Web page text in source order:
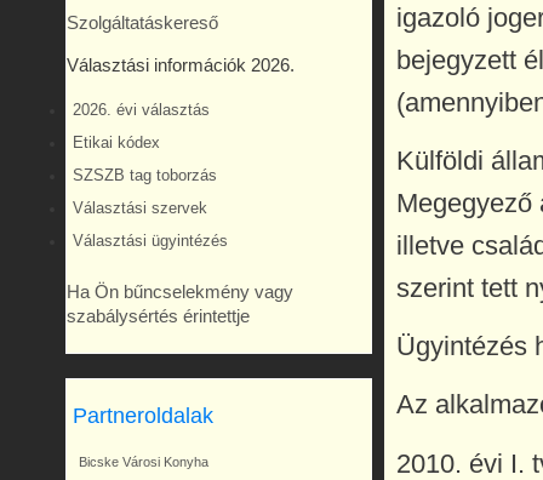
Szolgáltatáskereső
Választási információk 2026.
2026. évi választás
Etikai kódex
SZSZB tag toborzás
Választási szervek
Választási ügyintézés
Ha Ön bűncselekmény vagy
szabálysértés érintettje
Partneroldalak
Bicske Városi Konyha
igazoló
bejegyzett
Külföldi
Megegyező
illetve
szerint tett
Ügyintézés
Az
2010. évi I.